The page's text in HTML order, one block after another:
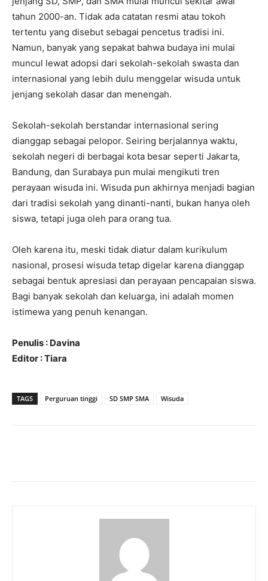
tahun 2000-an. Tidak ada catatan resmi atau tokoh
tertentu yang disebut sebagai pencetus tradisi ini.
Namun, banyak yang sepakat bahwa budaya ini mulai
muncul lewat adopsi dari sekolah-sekolah swasta dan
internasional yang lebih dulu menggelar wisuda untuk
jenjang sekolah dasar dan menengah.
Sekolah-sekolah berstandar internasional sering
dianggap sebagai pelopor. Seiring berjalannya waktu,
sekolah negeri di berbagai kota besar seperti Jakarta,
Bandung, dan Surabaya pun mulai mengikuti tren
perayaan wisuda ini. Wisuda pun akhirnya menjadi bagian
dari tradisi sekolah yang dinanti-nanti, bukan hanya oleh
siswa, tetapi juga oleh para orang tua.
Oleh karena itu, meski tidak diatur dalam kurikulum
nasional, prosesi wisuda tetap digelar karena dianggap
sebagai bentuk apresiasi dan perayaan pencapaian siswa.
Bagi banyak sekolah dan keluarga, ini adalah momen
istimewa yang penuh kenangan.
Penulis : Davina
Editor : Tiara
TAGS Perguruan tinggi SD SMP SMA Wisuda